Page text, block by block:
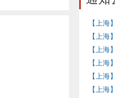
【上海】
报推荐
【上海】
赛的通知
【上海】
理办法
【上海】
匠”培
【上海】
量工匠
【上海】